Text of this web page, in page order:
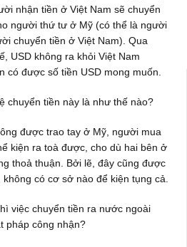
nhận tiền ở Việt Nam sẽ chuyển
người thứ tư ở Mỹ (có thể là người
chuyển tiền ở Việt Nam). Qua
USD không ra khỏi Việt Nam
có được số tiền USD mong muốn.
chuyển tiền này là như thế nào?
được trao tay ở Mỹ, người mua
kiện ra toà được, cho dù hai bên ở
thoả thuận. Bởi lẽ, đây cũng được
có cơ sở nào để kiện tụng cả.
việc chuyển tiền ra nước ngoài
pháp công nhận?